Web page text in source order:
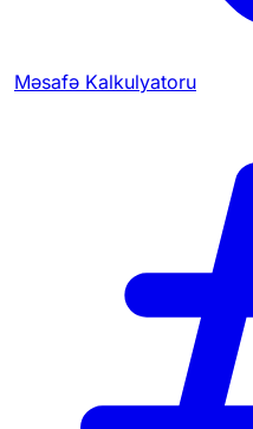
Məsafə Kalkulyatoru